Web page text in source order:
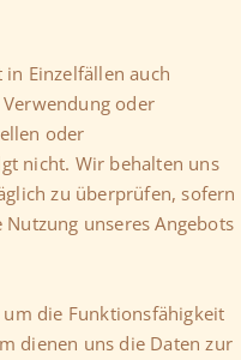
Einzelfällen auch
oder
oder
nicht. Wir behalten uns
zu überprüfen, sofern
unseres Angebots
die Funktionsfähigkeit
dienen uns die Daten zur